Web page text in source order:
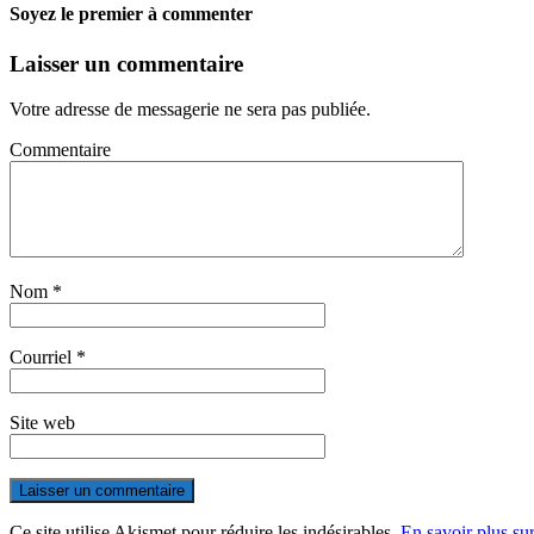
Soyez le premier à commenter
Laisser un commentaire
Votre adresse de messagerie ne sera pas publiée.
Commentaire
Nom *
Courriel *
Site web